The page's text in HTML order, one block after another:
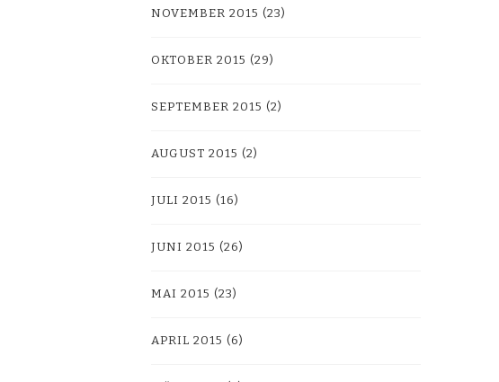
NOVEMBER 2015 (23)
OKTOBER 2015 (29)
SEPTEMBER 2015 (2)
AUGUST 2015 (2)
JULI 2015 (16)
JUNI 2015 (26)
MAI 2015 (23)
APRIL 2015 (6)